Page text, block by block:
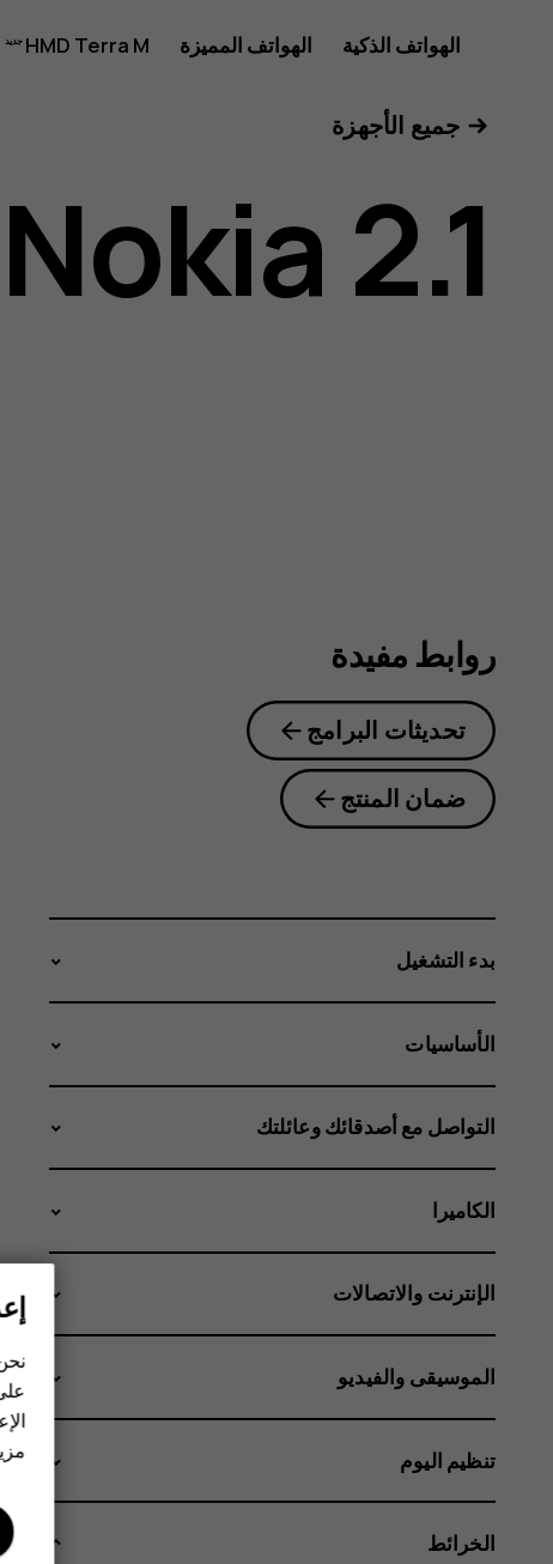
دليل
مستخدم
هاتف
الهواتف الذكية الهواتف المميزة HMD Terra M
جميع الأجهزة
Nokia 2.1
روابط مفيدة
تحديثات البرامج
ضمان المنتج
بدء التشغيل
الأساسيات
التواصل مع أصدقائك وعائلتك
الكاميرا
الإنترنت والاتصالات
الموسيقى والفيديو
تنظيم اليوم
الخرائط